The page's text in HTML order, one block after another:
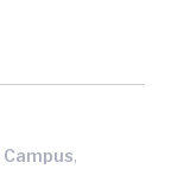
Campus,